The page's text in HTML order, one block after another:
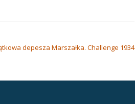
depesza Marszałka. Challenge 1934